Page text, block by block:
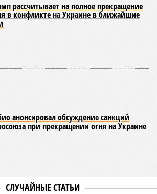
рассчитывает на полное прекращение
в конфликте на Украине в ближайшие
анонсировал обсуждение санкций
при прекращении огня на Украине
СЛУЧАЙНЫЕ СТАТЬИ